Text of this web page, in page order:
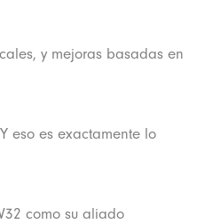
y mejoras basadas en
eso es exactamente lo
como su aliado